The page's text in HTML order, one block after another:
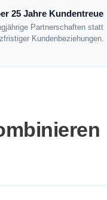
25 Jahre Kundentreue
Partnerschaften statt
Kundenbeziehungen.